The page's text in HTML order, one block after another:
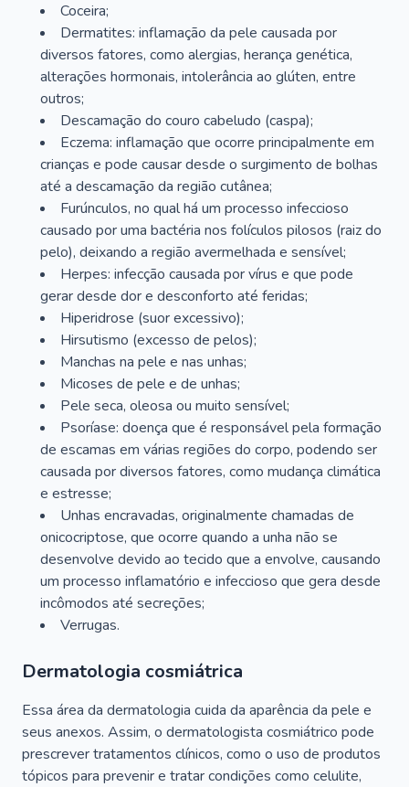
Coceira;
Dermatites: inflamação da pele causada por
diversos fatores, como alergias, herança genética,
alterações hormonais, intolerância ao glúten, entre
outros;
Descamação do couro cabeludo (caspa);
Eczema: inflamação que ocorre principalmente em
crianças e pode causar desde o surgimento de bolhas
até a descamação da região cutânea;
Furúnculos, no qual há um processo infeccioso
causado por uma bactéria nos folículos pilosos (raiz do
pelo), deixando a região avermelhada e sensível;
Herpes: infecção causada por vírus e que pode
gerar desde dor e desconforto até feridas;
Hiperidrose (suor excessivo);
Hirsutismo (excesso de pelos);
Manchas na pele e nas unhas;
Micoses de pele e de unhas;
Pele seca, oleosa ou muito sensível;
Psoríase: doença que é responsável pela formação
de escamas em várias regiões do corpo, podendo ser
causada por diversos fatores, como mudança climática
e estresse;
Unhas encravadas, originalmente chamadas de
onicocriptose, que ocorre quando a unha não se
desenvolve devido ao tecido que a envolve, causando
um processo inflamatório e infeccioso que gera desde
incômodos até secreções;
Verrugas.
Dermatologia cosmiátrica
Essa área da dermatologia cuida da aparência da pele e
seus anexos. Assim, o dermatologista cosmiátrico pode
prescrever tratamentos clínicos, como o uso de produtos
tópicos para prevenir e tratar condições como celulite,